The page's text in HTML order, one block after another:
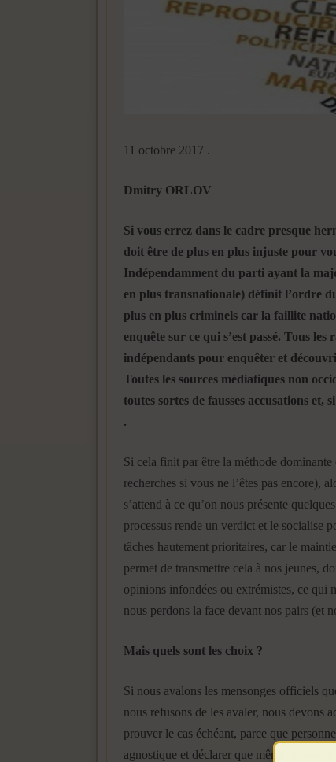
11 octobre 2017 .
Dmitry ORLOV
Si vous errez dans le cadre presque
doit être de plus en plus injuste pour
Indépendamment du parti ayant la
en plus transnationale) définit l’ordre
plus en plus criminels car la faillite
enquête sur ce qui s’est passé. Tous
indépendants pour enquêter et
Toutes les sources médiatiques non
toutes sortes de fausses accusations et,
.
Si cela finit par être la méthode
recherches si vous ne l’êtes pas encore),
s’attend à ce qu’on nous présente
processus rende un verdict et le socialise
tâches hautement prioritaires, car le
permet de transmettre cela à nos jeunes,
opinions infondées ou extrémistes, ce qui
nous perdons la face devant nos pairs (et
Mais quels sont les choix ?
Si nous avalons les mensonges officiels
nous refusons de les avaler, nous devons
prouver le cas échéant, parce que
agnostique et déclarer que même si nous